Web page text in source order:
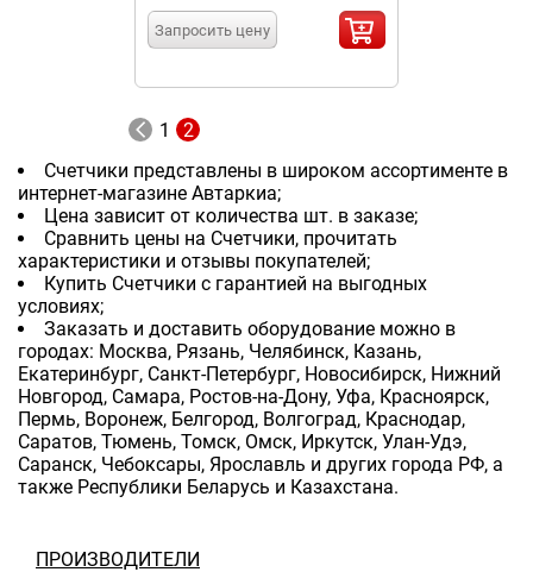
ПРОИЗВОДИТЕЛИ
Запросить цену
1
2
Счетчики представлены в широком ассортименте в
интернет-магазине Автаркиа;
Цена зависит от количества шт. в заказе;
Сравнить цены на Счетчики, прочитать
характеристики и отзывы покупателей;
Купить Счетчики с гарантией на выгодных
условиях;
Заказать и доставить оборудование можно в
городах: Москва, Рязань, Челябинск, Казань,
Екатеринбург, Санкт-Петербург, Новосибирск, Нижний
Новгород, Самара, Ростов-на-Дону, Уфа, Красноярск,
Пермь, Воронеж, Белгород, Волгоград, Краснодар,
Саратов, Тюмень, Томск, Омск, Иркутск, Улан-Удэ,
Саранск, Чебоксары, Ярославль и других города РФ, а
также Республики Беларусь и Казахстана.